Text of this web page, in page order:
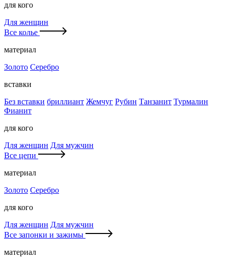
для кого
Для женщин
Все колье
материал
Золото Серебро
вставки
Без вставки бриллиант Жемчуг Рубин Танзанит Турмалин
Фианит
для кого
Для женщин Для мужчин
Все цепи
материал
Золото Серебро
для кого
Для женщин Для мужчин
Все запонки и зажимы
материал